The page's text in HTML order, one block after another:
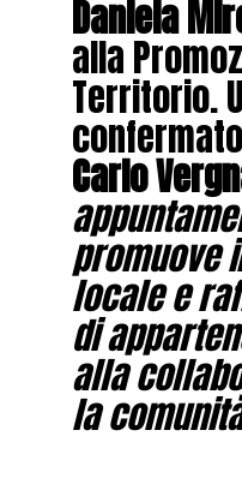
Daniela
alla
Territorio.
Carlo
promuove
locale e
di
alla
la